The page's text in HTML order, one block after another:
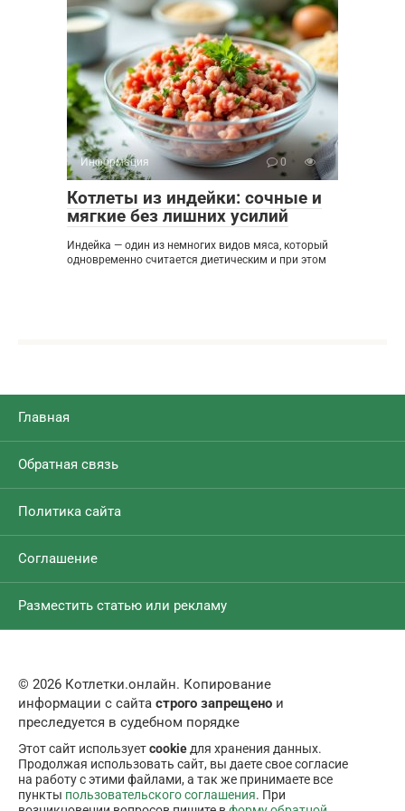
Информация 0
Котлеты из индейки: сочные и
мягкие без лишних усилий
Индейка — один из немногих видов мяса, который
одновременно считается диетическим и при этом
Главная
Обратная связь
Политика сайта
Соглашение
Разместить статью или рекламу
© 2026 Котлетки.онлайн. Копирование
информации с сайта строго запрещено и
преследуется в судебном порядке
Этот сайт используетcookie для хранения данных.
Продолжая использовать сайт, вы даете свое согласие
на работу с этими файлами, а так же принимаете все
пункты пользовательского соглашения. При